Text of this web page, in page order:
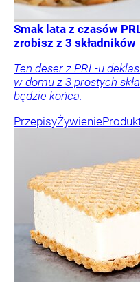
Smak lata z czasów
zrobisz z 3 składników
Ten deser z PRL-u
w domu z 3 prostych
będzie końca.
PrzepisyŻywienie